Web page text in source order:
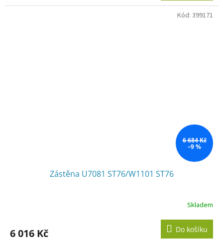
6 684 Kč
–9 %
Zástěna U7081 ST76/W1101 ST76
Skladem
6 016 Kč Do košíku
Kód: 399171